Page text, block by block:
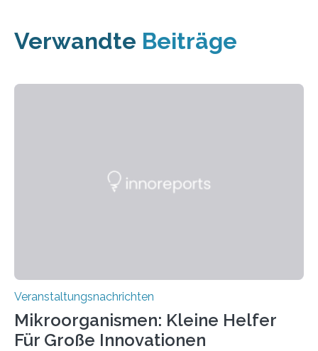
Verwandte Beiträge
Veranstaltungsnachrichten
Mikroorganismen: Kleine Helfer
Für Große Innovationen